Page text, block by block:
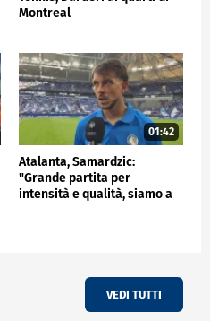
Montreal
01:42
Atalanta, Samardzic:
"Grande partita per
intensità e qualità, siamo a
VEDI TUTTI